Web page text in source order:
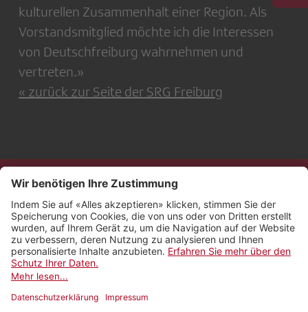
kulturellen Zusammenhalt einer Region. Als
Vorstandsmitglied möchte ich die Interessen
von Deutschfreiburg wahrnehmen und
vertreten.»
« zurück zur Seite der SRG Freiburg
Kontakt
Impressum
Rechtliches
Netiquette